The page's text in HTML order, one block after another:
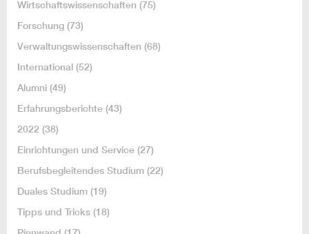
Wirtschaftswissenschaften (75)
Forschung (73)
Verwaltungswissenschaften (68)
International (52)
Alumni (49)
Erfahrungsberichte (43)
2022 (38)
Einrichtungen und Service (27)
Berufsbegleitendes Studium (22)
Duales Studium (19)
Tipps und Tricks (18)